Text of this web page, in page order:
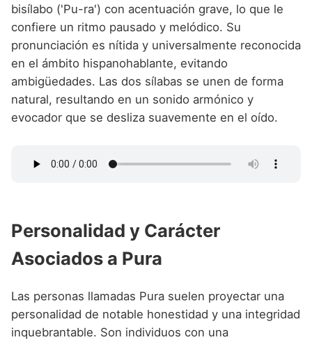
bisílabo ('Pu-ra') con acentuación grave, lo que le
confiere un ritmo pausado y melódico. Su
pronunciación es nítida y universalmente reconocida
en el ámbito hispanohablante, evitando
ambigüedades. Las dos sílabas se unen de forma
natural, resultando en un sonido armónico y
evocador que se desliza suavemente en el oído.
Personalidad y Carácter
Asociados a Pura
Las personas llamadas Pura suelen proyectar una
personalidad de notable honestidad y una integridad
inquebrantable. Son individuos con una